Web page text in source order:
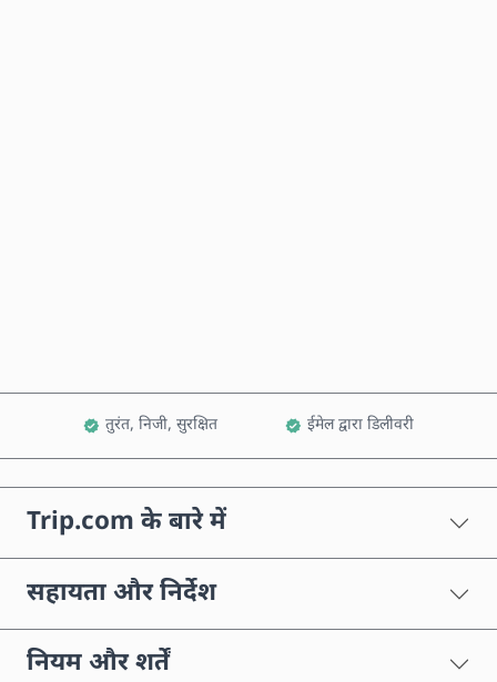
तुरंत, निजी, सुरक्षित ईमेल द्वारा डिलीवरी
Trip.com के बारे में
सहायता और निर्देश
नियम और शर्तें